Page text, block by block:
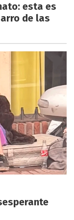
esta es
de las